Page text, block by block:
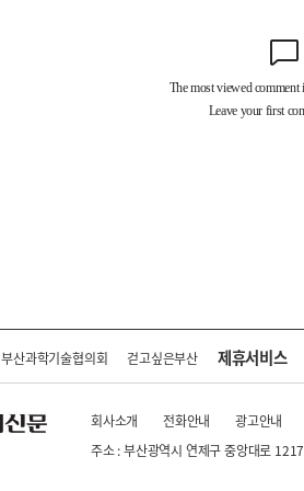
부산과학기술협의회 걷고싶은부산 제휴서비스
회사소개 전화안내 광고안내
주소 : 부산광역시 연제구 중앙대로 1217